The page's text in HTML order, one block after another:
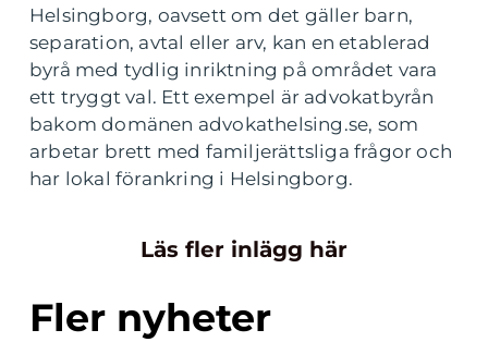
Helsingborg, oavsett om det gäller barn,
separation, avtal eller arv, kan en etablerad
byrå med tydlig inriktning på området vara
ett tryggt val. Ett exempel är advokatbyrån
bakom domänen advokathelsing.se, som
arbetar brett med familjerättsliga frågor och
har lokal förankring i Helsingborg.
Läs fler inlägg här
Fler nyheter